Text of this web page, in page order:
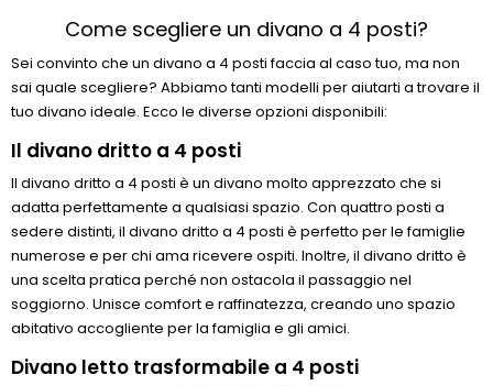
Come scegliere un divano a 4 posti?
Sei convinto che un divano a 4 posti faccia al caso tuo, ma non
sai quale scegliere? Abbiamo tanti modelli per aiutarti a trovare il
tuo divano ideale. Ecco le diverse opzioni disponibili:
Il divano dritto a 4 posti
Il divano dritto a 4 posti è un divano molto apprezzato che si
adatta perfettamente a qualsiasi spazio. Con quattro posti a
sedere distinti, il divano dritto a 4 posti è perfetto per le famiglie
numerose e per chi ama ricevere ospiti. Inoltre, il divano dritto è
una scelta pratica perché non ostacola il passaggio nel
soggiorno. Unisce comfort e raffinatezza, creando uno spazio
abitativo accogliente per la famiglia e gli amici.
Divano letto trasformabile a 4 posti